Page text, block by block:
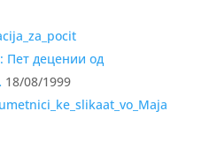
Пет децении од
18/08/1999